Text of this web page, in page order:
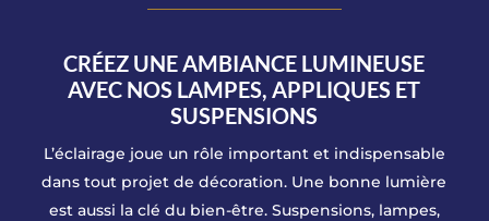
CRÉEZ UNE AMBIANCE LUMINEUSE
AVEC NOS LAMPES, APPLIQUES ET
SUSPENSIONS
L’éclairage joue un rôle important et indispensable
dans tout projet de décoration. Une bonne lumière
est aussi la clé du bien-être. Suspensions, lampes,